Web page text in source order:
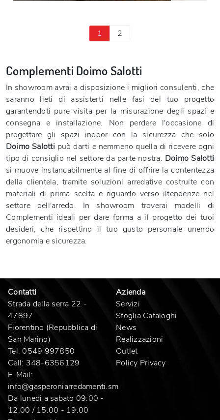
1 2
Complementi Doimo Salotti
In showroom avrai a disposizione i migliori consulenti, che
saranno lieti di assisterti nelle fasi del tuo progetto
garantendoti pure visita per la misurazione degli spazi e
consegna e installazione. Non perdere l'occasione di
progettare gli spazi indoor con la sicurezza che solo
Doimo Salotti può darti e nemmeno quella di ricevere ogni
tipo di consiglio nel settore da parte nostra. Doimo Salotti
si muove instancabilmente al fine di offrire la contentezza
della clientela, tramite soluzioni arredative costruite con
materiali di prima scelta e riguardo verso iltendenze nel
settore dell'arredo. In showroom troverai modelli di
Complementi ideali per dare forma a il progetto dei tuoi
desideri, che rispettino il tuo gusto personale unendo
ergonomia e sicurezza.
Contatti
Strada della serra 22 -
47897
Fiorentino (Repubblica di
San Marino)
Tel: 0549 997850
Cell: 348-6356129
E-Mail:
info@gasperoniarredamenti.sm
Da lunedi a sabato 09:00 -
12:00 / 15:00 - 19:00
Azienda
Servizi
Sfoglia Cataloghi
News
Realizzazioni
Outlet
Policy Privacy